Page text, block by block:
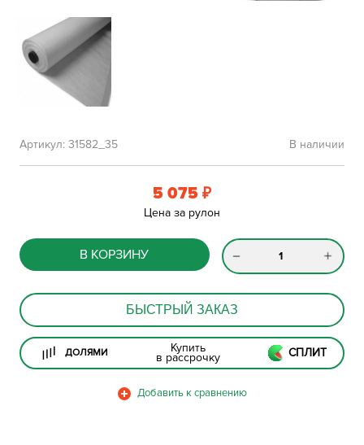
В наличии
Артикул: 31582_35
5 075 ₽
Цена за рулон
В КОРЗИНУ
БЫСТРЫЙ ЗАКАЗ
ДОЛЯМИ Купить
в рассрочку СПЛИТ